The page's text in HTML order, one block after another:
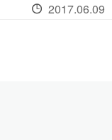
2017.06.09